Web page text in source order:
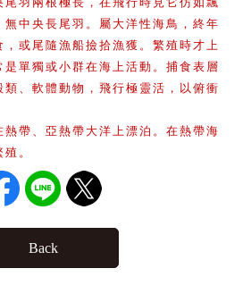
尾羽兩根極長，在飛行時見它仿如飄
無中央長尾羽。屬大洋性海鳥，終年
，或尾隨漁船撿拾漁獲。繁殖時才上
是單獨或小群在海上活動。捕食表層
類、軟體動物，飛行極靈活，以俯衝
熱帶、亞熱帶大洋上漂泊。在熱帶海
。
Back